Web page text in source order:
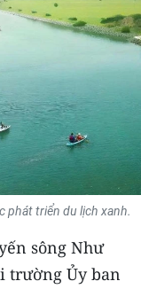
phát triển du lịch xanh.
sông Như
trường Ủy ban